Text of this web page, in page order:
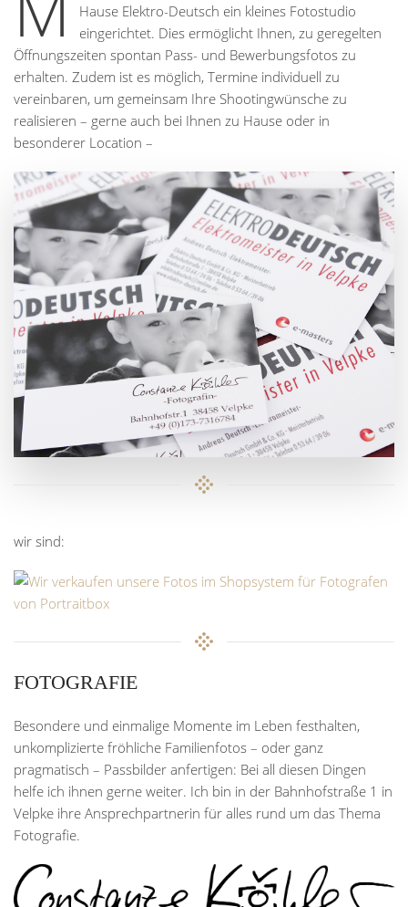
Hause Elektro-Deutsch ein kleines Fotostudio
eingerichtet. Dies ermöglicht Ihnen, zu geregelten
Öffnungszeiten spontan Pass- und Bewerbungsfotos zu
erhalten. Zudem ist es möglich, Termine individuell zu
vereinbaren, um gemeinsam Ihre Shootingwünsche zu
realisieren – gerne auch bei Ihnen zu Hause oder in
besonderer Location –
wir sind:
FOTOGRAFIE
Besondere und einmalige Momente im Leben festhalten,
unkomplizierte fröhliche Familienfotos – oder ganz
pragmatisch – Passbilder anfertigen: Bei all diesen Dingen
helfe ich ihnen gerne weiter. Ich bin in der Bahnhofstraße 1 in
Velpke ihre Ansprechpartnerin für alles rund um das Thema
Fotografie.